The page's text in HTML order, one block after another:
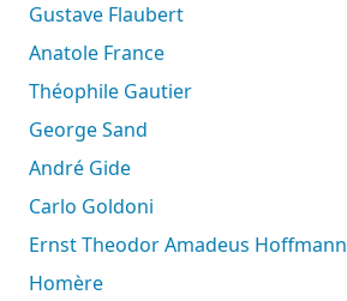
Gustave Flaubert
Anatole France
Théophile Gautier
George Sand
André Gide
Carlo Goldoni
Ernst Theodor Amadeus Hoffmann
Homère